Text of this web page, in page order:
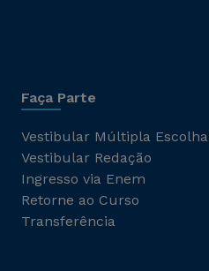
Faça Parte
Vestibular Múltipla Escolha
Vestibular Redação
Ingresso via Enem
Retorne ao Curso
Transferência